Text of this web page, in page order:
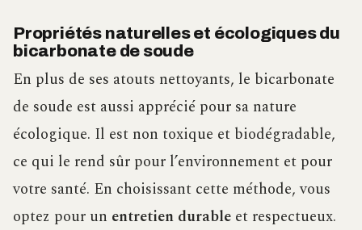
Propriétés naturelles et écologiques du
bicarbonate de soude
En plus de ses atouts nettoyants, le bicarbonate
de soude est aussi apprécié pour sa nature
écologique. Il est non toxique et biodégradable,
ce qui le rend sûr pour l’environnement et pour
votre santé. En choisissant cette méthode, vous
optez pour un entretien durable et respectueux.